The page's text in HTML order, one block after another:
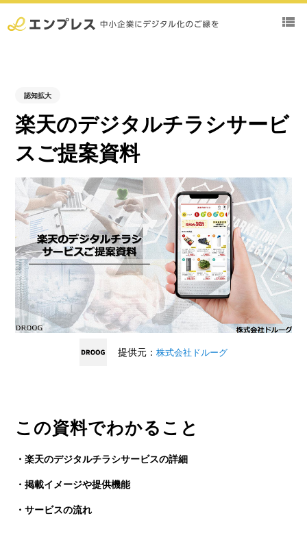
view_list
認知拡大
楽天のデジタルチラシサービ
スご提案資料
提供元：株式会社ドルーグ
この資料でわかること
・楽天のデジタルチラシサービスの詳細
・掲載イメージや提供機能
・サービスの流れ